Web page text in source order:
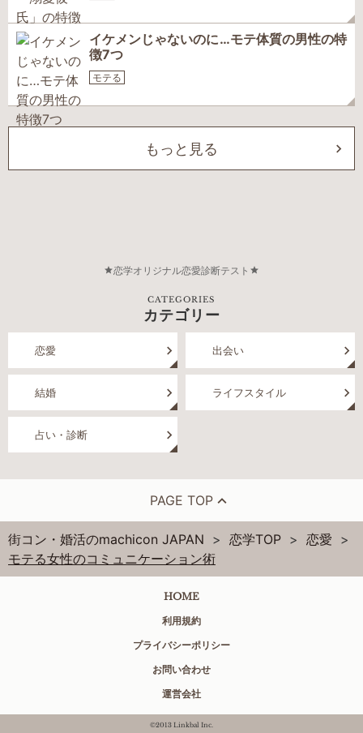
イケメンじゃないのに…モテ体質の男性の特
徴7つ
モテる
もっと見る
恋学オリジナル恋愛診断テスト
CATEGORIES
カテゴリー
恋愛 出会い
結婚 ライフスタイル
占い・診断
PAGE TOP
街コン・婚活のmachicon JAPAN 恋学TOP
恋愛
モテる女性のコミュニケーション術
HOME
利用規約
プライバシーポリシー
お問い合わせ
運営会社
©2013 Linkbal Inc.